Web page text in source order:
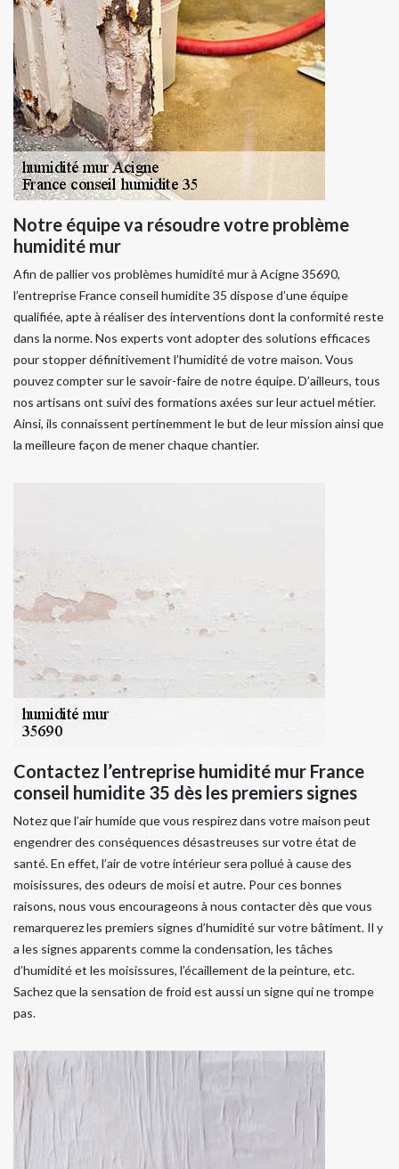
Notre équipe va résoudre votre problème
humidité mur
Afin de pallier vos problèmes humidité mur à Acigne 35690,
l’entreprise France conseil humidite 35 dispose d’une équipe
qualifiée, apte à réaliser des interventions dont la conformité reste
dans la norme. Nos experts vont adopter des solutions efficaces
pour stopper définitivement l’humidité de votre maison. Vous
pouvez compter sur le savoir-faire de notre équipe. D’ailleurs, tous
nos artisans ont suivi des formations axées sur leur actuel métier.
Ainsi, ils connaissent pertinemment le but de leur mission ainsi que
la meilleure façon de mener chaque chantier.
Contactez l’entreprise humidité mur France
conseil humidite 35 dès les premiers signes
Notez que l’air humide que vous respirez dans votre maison peut
engendrer des conséquences désastreuses sur votre état de
santé. En effet, l’air de votre intérieur sera pollué à cause des
moisissures, des odeurs de moisi et autre. Pour ces bonnes
raisons, nous vous encourageons à nous contacter dès que vous
remarquerez les premiers signes d’humidité sur votre bâtiment. Il y
a les signes apparents comme la condensation, les tâches
d’humidité et les moisissures, l’écaillement de la peinture, etc.
Sachez que la sensation de froid est aussi un signe qui ne trompe
pas.